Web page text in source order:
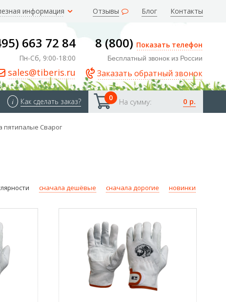
информация Отзывы Блог Контакты
663 72 84
Пн-Сб, 9:00-18:00
sales@tiberis.ru
8 (800) Показать телефон
Бесплатный звонок из России
Заказать обратный звонок
0 На сумму: 0 р.
i Как сделать заказ?
пятипалые Сварог
сначала дешёвые сначала дорогие новинки